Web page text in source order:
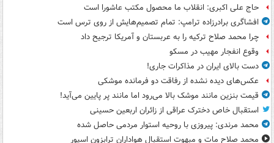
حاج علی اکبری: انقلاب ما محصول مکتب عاشورا است
افشاگری برادرزاده ترامپ: تمام تصمیم‌هایش از روی ترس است
چرا محمد صلاح ترکیه را به عربستان و آمریکا ترجیح داد
وقوع انفجار مهیب در مسکو
دست بالای ایران در مذاکرات جاری!
عکس‌های دیده نشده از رفاقت دو فرمانده‌ موشکی
قیمت بنزین مانند موشک بالا می‌رود اما مانند پر پایین می‌آید!
استقبال خاص دخترک عراقی از زائران اربعین حسینی
محمد مرندی: پیروزی با روحیه استوار مردمی حاصل شده
محمد صلاح مات و مبهوت استقبال هواداران ترابزون اسپور